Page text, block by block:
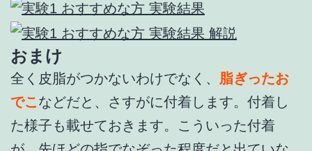
おまけ
全く皮脂がつかないわけでなく、 脂ぎったお
でこなどだと、さすがに付着します。付着し
た様子も載せておきます。こういった付着